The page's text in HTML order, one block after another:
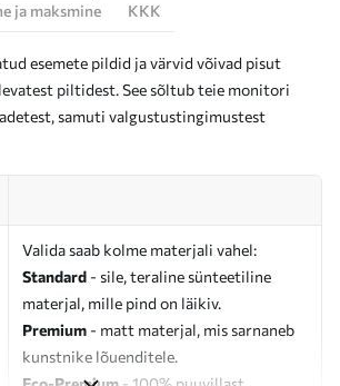
ja maksmine
KKK
esemete pildid ja värvid võivad pisut
piltidest. See sõltub teie monitori
samuti valgustustingimustest
Valida saab kolme materjali vahel:
Standard - sile, teraline sünteetiline
materjal, mille pind on läikiv.
Premium - matt materjal, mis sarnaneb
kunstnike lõuenditele.